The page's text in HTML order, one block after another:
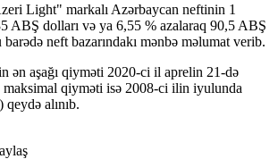
Light" markalı Azərbaycan neftinin 1
ABŞ dolları və ya 6,55 % azalaraq 90,5 ABŞ
neft bazarındakı mənbə məlumat verib.
ən aşağı qiyməti 2020-ci il aprelin 21-də
qiyməti isə 2008-ci ilin iyulunda
alınıb.